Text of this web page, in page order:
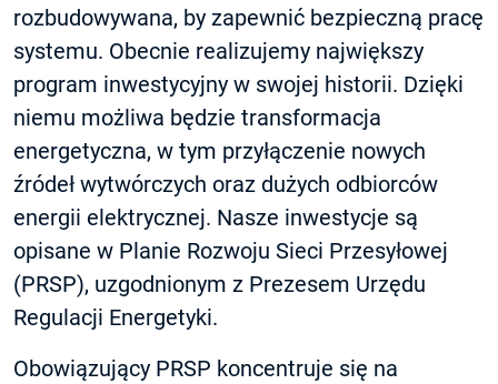
rozbudowywana, by zapewnić bezpieczną pracę
systemu. Obecnie realizujemy największy
program inwestycyjny w swojej historii. Dzięki
niemu możliwa będzie transformacja
energetyczna, w tym przyłączenie nowych
źródeł wytwórczych oraz dużych odbiorców
energii elektrycznej. Nasze inwestycje są
opisane w Planie Rozwoju Sieci Przesyłowej
(PRSP), uzgodnionym z Prezesem Urzędu
Regulacji Energetyki.
Obowiązujący PRSP koncentruje się na